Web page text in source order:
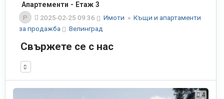
Апартементи - Етаж 3
P
2025-02-25 09:36 Имоти » Къщи и апартаменти
за продажба
Велинград
Свържете се с нас
4